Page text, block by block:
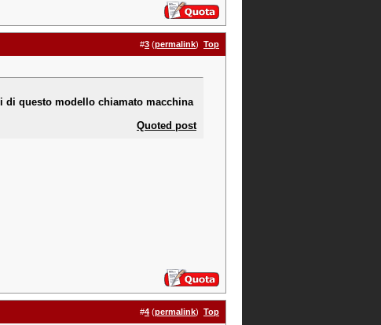
#3 (permalink) Top
di questo modello chiamato macchina
Quoted post
#4 (permalink) Top